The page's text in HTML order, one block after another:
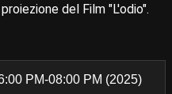
del Film "L'odio".
PM-08:00 PM (2025)